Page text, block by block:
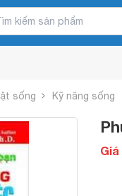
sống Kỹ năng sống